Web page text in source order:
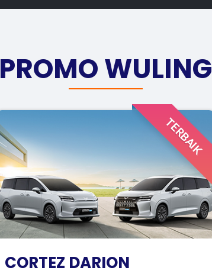
PROMO WULING
TERBAIK
CORTEZ DARION